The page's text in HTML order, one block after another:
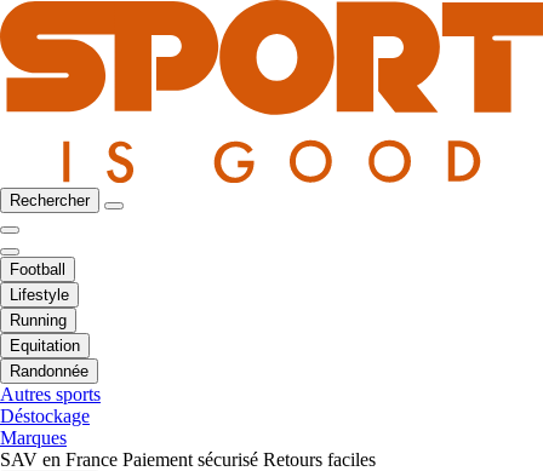
Rechercher
Football
Lifestyle
Running
Equitation
Randonnée
Autres sports
Déstockage
Marques
SAV en France Paiement sécurisé Retours faciles